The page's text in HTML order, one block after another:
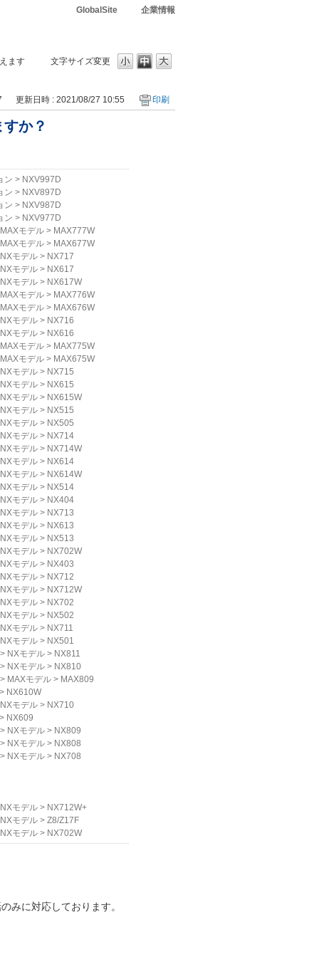
GlobalSite 企業情報
文字サイズ変更
ます
更新日時 : 2021/08/27 10:55 印刷
か？
ン > NXV997D
ン > NXV897D
ン > NXV987D
ン > NXV977D
MAXモデル > MAX777W
MAXモデル > MAX677W
NXモデル > NX717
NXモデル > NX617
NXモデル > NX617W
MAXモデル > MAX776W
MAXモデル > MAX676W
NXモデル > NX716
NXモデル > NX616
MAXモデル > MAX775W
MAXモデル > MAX675W
NXモデル > NX715
NXモデル > NX615
NXモデル > NX615W
NXモデル > NX515
NXモデル > NX505
NXモデル > NX714
NXモデル > NX714W
NXモデル > NX614
NXモデル > NX614W
NXモデル > NX514
NXモデル > NX404
NXモデル > NX713
NXモデル > NX613
NXモデル > NX513
NXモデル > NX702W
NXモデル > NX403
NXモデル > NX712
NXモデル > NX712W
NXモデル > NX702
NXモデル > NX502
NXモデル > NX711
NXモデル > NX501
NXモデル > NX811
NXモデル > NX810
MAXモデル > MAX809
NX610W
NXモデル > NX710
NX609
NXモデル > NX809
NXモデル > NX808
NXモデル > NX708
NXモデル > NX712W+
NXモデル > Z8/Z17F
NXモデル > NX702W
みに対応しております。